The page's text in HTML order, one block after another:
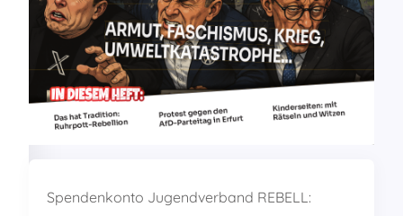
Spendenkonto Jugendverband REBELL: